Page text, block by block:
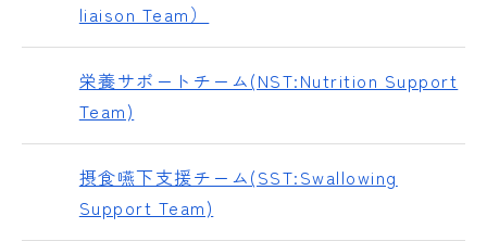
liaison Team）
栄養サポートチーム(NST:Nutrition Support
Team)
摂食嚥下支援チーム(SST:Swallowing
Support Team)